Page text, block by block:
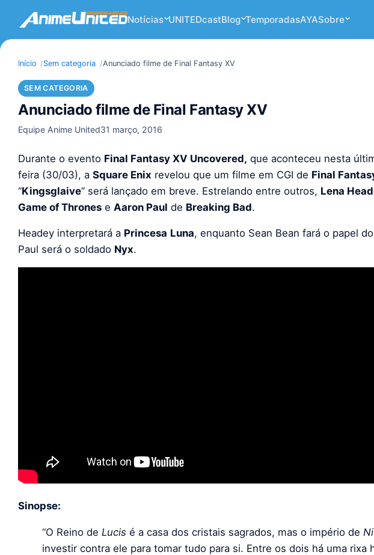
Notícias UNITEDcastBlog TemporadasAYASobre
Início Sem categoria Anunciado filme de Final Fantasy XV
SEM CATEGORIA
Anunciado filme de Final Fantasy XV
Equipe Anime United31 março, 2016
Durante o evento Final Fantasy XV Uncovered, que aconteceu nesta
feira (30/03), a Square Enix revelou que um filme em CGI de Final
“Kingsglaive” será lançado em breve. Estrelando entre outros, Lena
Game of Thrones e Aaron Paul de Breaking Bad.
Headey interpretará a Princesa Luna, enquanto Sean Bean fará o papel do
Paul será o soldado Nyx.
Sinopse:
“O Reino de Lucis é a casa dos cristais sagrados, mas o império de
investir contra ele para tomar tudo para si. Entre os dois há uma rixa